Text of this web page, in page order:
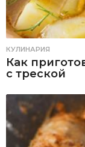
КУЛИНАРИЯ
Как
с треской